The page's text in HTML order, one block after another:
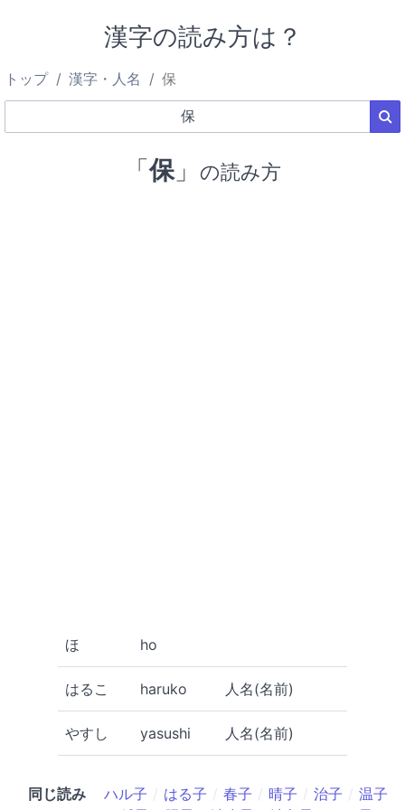
漢字の読み方は？
トップ 漢字・人名 保
「保」 の読み方
ほ ho
はるこ haruko 人名(名前)
やすし yasushi 人名(名前)
同じ読み ハル子 はる子 春子 晴子 治子
温子